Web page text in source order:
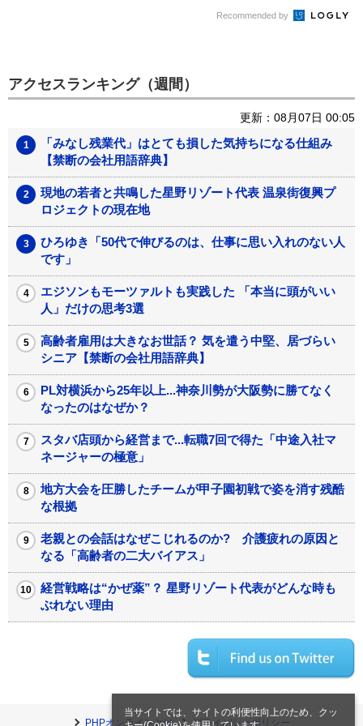
当サイトでは、サイトの利便性向上のため、クッ
Recommended by
アクセスランキング（週間）
更新：08月07日 00:05
「みなし残業代」はとても損した気持ちになる仕組み
【禁断の会社用語辞典】
現地の若者と共鳴した星野リゾート代表 温泉街復興プ
ロジェクトの現在地
ひろゆき「50代で伸びるのは、仕事に思い入れのない人
です」
エジソンもモーツァルトも実践した 「本当に頭がいい
人」だけの思考3選
高齢者雇用は大きなお世話？ 気を遣う中堅、居づらい
シニア【禁断の会社用語辞典】
PL対横浜から25年以上...神奈川勢が大阪勢に勝てなく
なったのはなぜか？
スタバ店頭から経営まで...転職7回で得た「中途入社マ
ネージャーの極意」
地方大会を圧勝したチームが甲子園初戦で姿を消す残酷
な根拠
老親との会話はなぜこじれるのか? 介護疲れの原因と
なる「高齢者の二大バイアス」
経営戦略は“かぜ薬”？ 星野リゾート代表がどんな時も
ぶれない理由
PHPオンラインとは プライバシーポリシー